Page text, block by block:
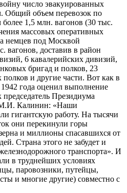
число эвакуированных
Общий объем перевозок по
1,5 млн. вагонов (30 тыс.
массовых оперативных
немцев под Москвой
вагонов, доставив в район
6 кавалерийских дивизий,
бригад и полков, 23
и другие части. Вот как в
1942 года оценил выполнение
Президиума
Калинин: «Наши
гигантскую работу. На тысячи
они перекинули горы
и миллионы спасавшихся от
Страна этого не забудет и
транспорта». И
в труднейших условиях
паровозники, путейцы,
и многие другие) совместно с